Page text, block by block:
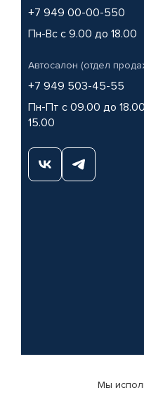
+7 949 00-00-550
Пн-Вс с 9.00 до 18.00
Автосалон (отдел
+7 949 503-45-55
Пн-Пт с 09.00 до
15.00
© КАМАЗ ЦЕНТР ДОНЕЦК,
Мы